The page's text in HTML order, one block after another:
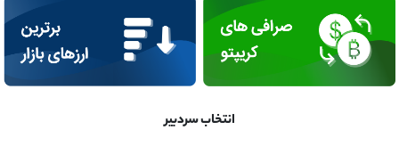
انتخاب سردبیر